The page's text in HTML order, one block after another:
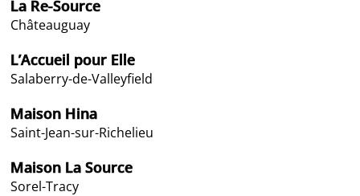
La Re-Source
Châteauguay
L’Accueil pour Elle
Salaberry-de-Valleyfield
Maison Hina
Saint-Jean-sur-Richelieu
Maison La Source
Sorel-Tracy